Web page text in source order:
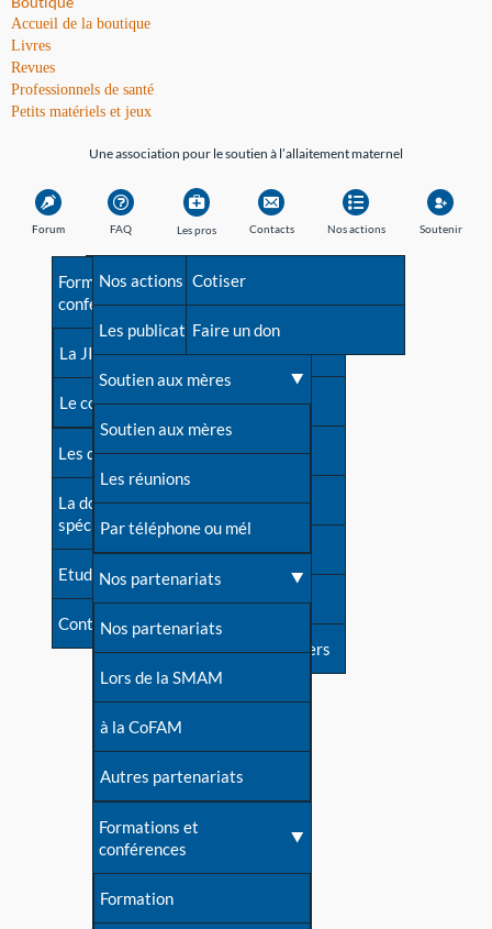
Accueil de la boutique
Livres
Revues
Professionnels de santé
Petits matériels et jeux
Une association pour le soutien à l’allaitement maternel
Forum FAQ
Avant la naissance
Les débuts
Une difficulté d'allaitement ?
Cas particuliers
Mythes et vérités
Devenir animatrice ?
Une question sur le site
Les pros
Formations et
conférences
La JIA
Le congrès
Les dossiers de l'allaitement
La documentation
spécialisée
Etudes récentes
Contact
Contacts
Besoin d'aide?
Répertoire de tous les
contacts
Contact presse
Dossier de presse
Soutenir LLL
Livre d'or
Forum
S'inscrire à nos newsletters
Nos actions
Nos actions
Les publications
Soutien aux mères
Soutien aux mères
Les réunions
Par téléphone ou mél
Nos partenariats
Nos partenariats
Lors de la SMAM
à la CoFAM
Autres partenariats
Formations et
conférences
Formation
Soutenir
Cotiser
Faire un don